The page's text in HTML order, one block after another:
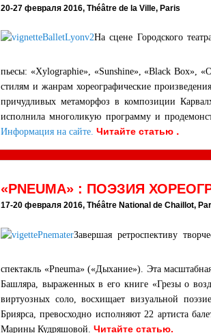
20-27 февраля 2016, Théâtre de la Ville, Paris
На сцене Городского
пьесы: «Xylographie», «Sunshine», «Black Box»,
стилям и жанрам хореографические
причудливых метаморфоз в композиции
исполнила многоликую программу и
Информация на сайте. Читайте статью .
«PNEUMA» : ПОЭЗИЯ
17-20 февраля 2016, Théâtre National de Chaillot,
Завершая ретроспективу
спектакль «Pneuma» («Дыхание»). Эта
Башляра, выраженных в его книге «Грезы о
виртуозных соло, восхищает визуальной
Бриярса, превосходно исполняют 22 артиста
Марины Кудряшовой. Читайте статью.